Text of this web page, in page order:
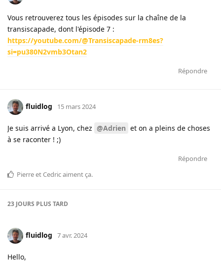
Vous retrouverez tous les épisodes sur la chaîne de la
transiscapade, dont l'épisode 7 :
https://youtube.com/@Transiscapade-rm8es?
si=pu380N2vmb3Otan2
Répondre
fluidlog 15 mars 2024
Je suis arrivé a Lyon, chez @Adrien et on a pleins de choses
à se raconter ! ;)
Répondre
Pierreet Cedricaiment ça.
23 JOURS PLUS TARD
fluidlog 7 avr. 2024
Hello,